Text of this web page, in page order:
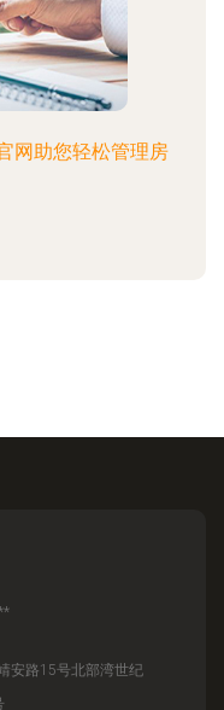
网助您轻松管理房
安路15号北部湾世纪